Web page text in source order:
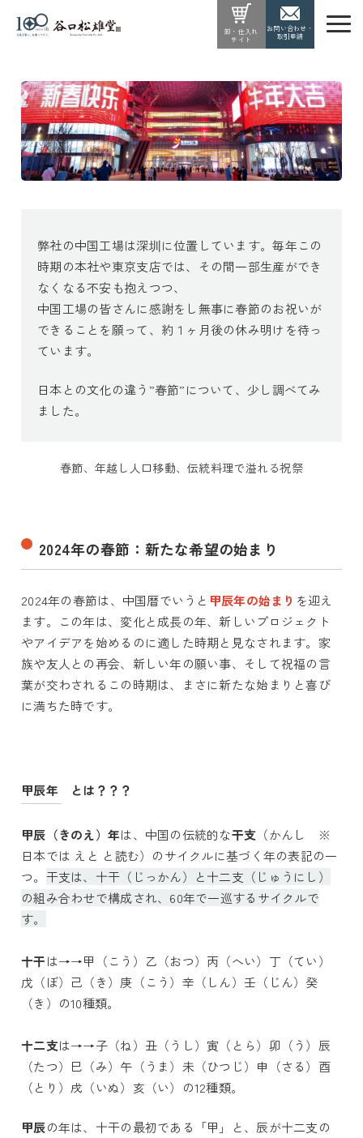
卸・仕入れ
サイト
お問い合わせ・
取引申請
弊社の中国工場は深圳に位置しています。毎年この
時期の本社や東京支店では、その間一部生産ができ
なくなる不安も抱えつつ、
中国工場の皆さんに感謝をし無事に春節のお祝いが
できることを願って、約１ヶ月後の休み明けを待っ
ています。
日本との文化の違う”春節”について、少し調べてみ
ました。
春節、年越し人口移動、伝統料理で溢れる祝祭
2024年の春節：新たな希望の始まり
2024年の春節は、中国暦でいうと 甲辰年の始まり を迎え
ます。この年は、変化と成長の年、新しいプロジェクト
やアイデアを始めるのに適した時期と見なされます。家
族や友人との再会、新しい年の願い事、そして祝福の言
葉が交わされるこの時期は、まさに新たな始まりと喜び
に満ちた時です。
甲辰年 とは？？？
甲辰（きのえ）年は、中国の伝統的な干支 （かんし ※
日本では えと と読む）のサイクルに基づく年の表記の一
つ。 干支は、十干（じっかん）と十二支（じゅうにし）
の組み合わせで構成され、60年で一巡するサイクルで
す。
十干は→→甲（こう）乙（おつ）丙（へい）丁（てい）
戊（ぼ）己（き）庚（こう）辛（しん）壬（じん）癸
（き）の10種類。
十二支は→→子（ね）丑（うし）寅（とら）卯（う）辰
（たつ）巳（み）午（うま）未（ひつじ）申（さる）酉
（とり）戌（いぬ）亥（い）の12種類。
甲辰の年は、十干の最初である「甲」と、 辰が十二支の